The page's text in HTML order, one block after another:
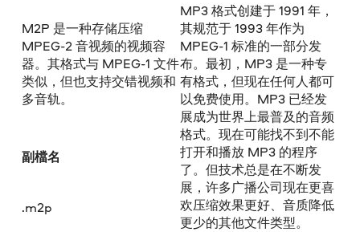
M2P 是一种存储压缩
MPEG-2 音视频的视频容
器。其格式与 MPEG-1 文件
类似，但也支持交错视频和
多音轨。
副檔名
.m2p
MP3 格式创建于 1991 年，
其规范于 1993 年作为
MPEG-1 标准的一部分发
布。最初，MP3 是一种专
有格式，但现在任何人都可
以免费使用。MP3 已经发
展成为世界上最普及的音频
格式。现在可能找不到不能
打开和播放 MP3 的程序
了。但技术总是在不断发
展，许多广播公司现在更喜
欢压缩效果更好、音质降低
更少的其他文件类型。